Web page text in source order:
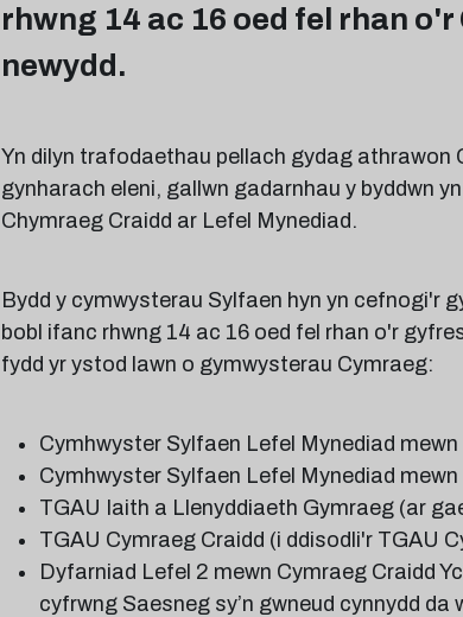
rhwng 14 ac 16 oed fel rhan
newydd.
Yn dilyn trafodaethau pellach gydag athrawon
gynharach eleni, gallwn gadarnhau y byddwn
Chymraeg Craidd ar Lefel Mynediad.
Bydd y cymwysterau Sylfaen hyn yn cefnogi'r
bobl ifanc rhwng 14 ac 16 oed fel rhan o'r
fydd yr ystod lawn o gymwysterau Cymraeg:
Cymhwyster Sylfaen Lefel Mynediad
Cymhwyster Sylfaen Lefel Mynediad
TGAU Iaith a Llenyddiaeth Gymraeg (ar
TGAU Cymraeg Craidd (i ddisodli'r TGAU
Dyfarniad Lefel 2 mewn Cymraeg Craidd
cyfrwng Saesneg sy’n gwneud cynnydd